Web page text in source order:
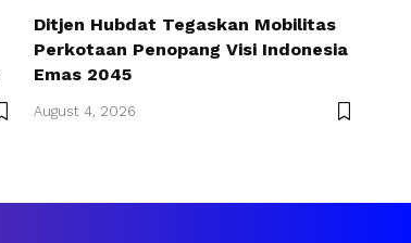
Ditjen Hubdat Tegaskan Mobilitas
Perkotaan Penopang Visi Indonesia
Emas 2045
August 4, 2026